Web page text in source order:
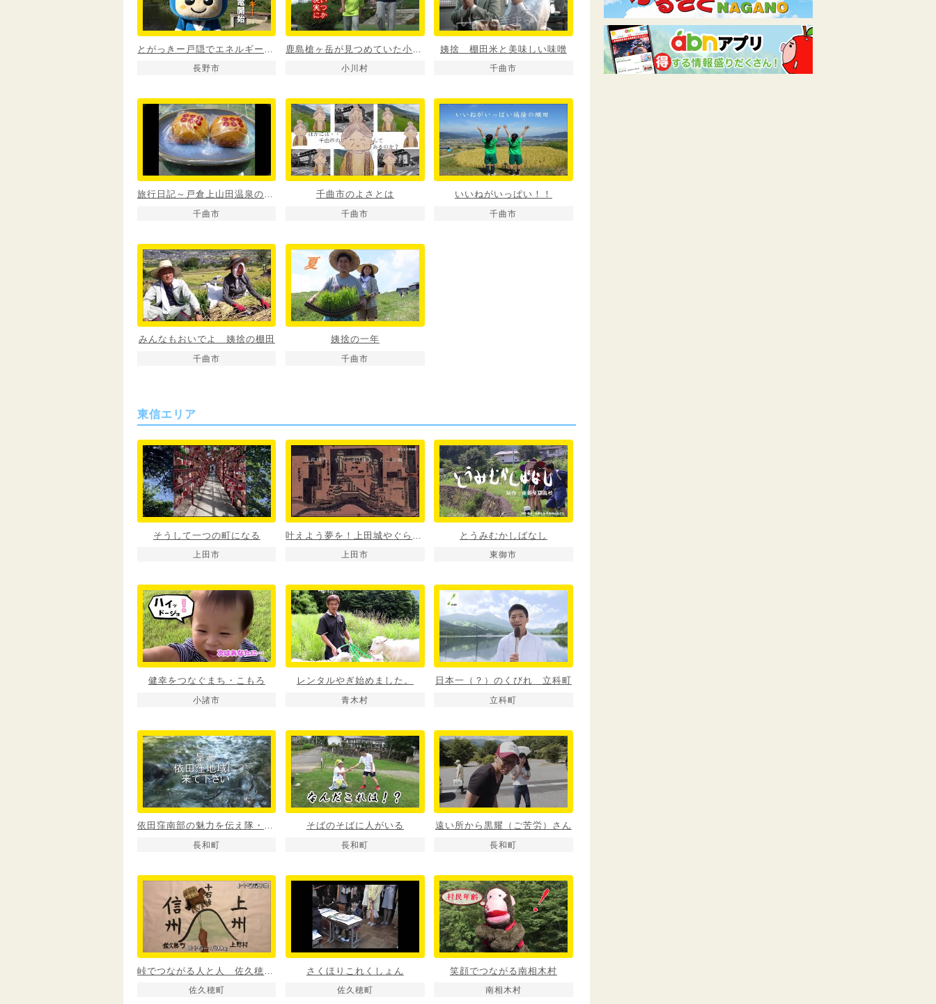
長野市 小川村
姨捨 棚田米と美味しい味噌
千曲市
千曲市
千曲市のよさとは
千曲市
いいねがいっぱい！！
千曲市
みんなもおいでよ 姨捨の棚田
千曲市
姨捨の一年
千曲市
東信エリア
そうして一つの町になる
上田市 上田市
とうみむかしばなし
東御市
健幸をつなぐまち・こもろ
小諸市
レンタルやぎ始めました。
青木村
日本一（？）のくびれ 立科町
立科町
依田窪南部の魅力を伝え隊・ＣＭ作ろうＹＯ
長和町
そばのそばに人がいる
長和町
遠い所から黒耀（ご苦労）さん
長和町
佐久穂町
さくほりこれくしょん
佐久穂町
笑顔でつながる南相木村
南相木村